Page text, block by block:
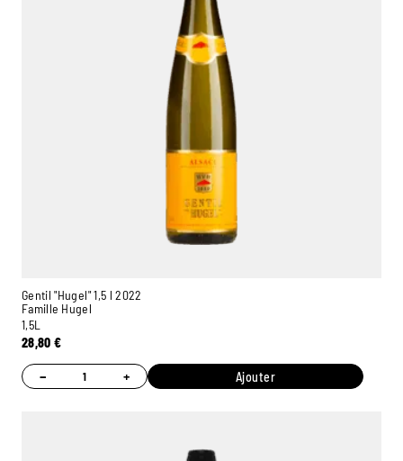
Gentil "Hugel" 1,5 l 2022
Famille Hugel
1,5L
28,80€
− + Ajouter